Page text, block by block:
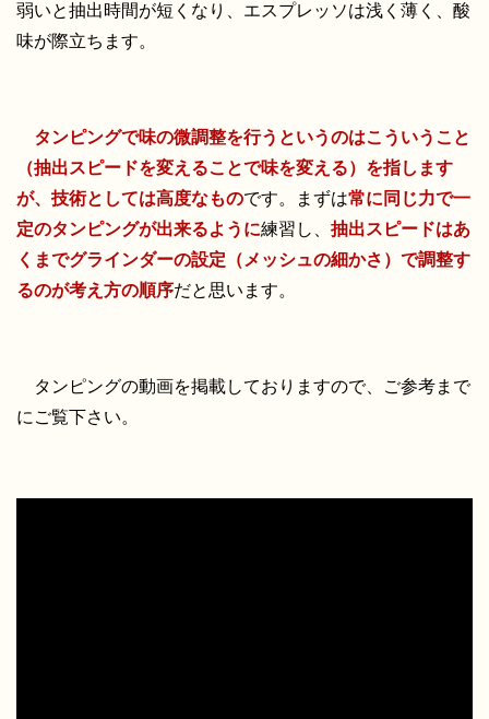
弱いと抽出時間が短くなり、エスプレッソは浅く薄く、酸
味が際立ちます。
タンピングで味の微調整を行うというのはこういうこと
（抽出スピードを変えることで味を変える）を指します
が、技術としては高度なものです。まずは常に同じ力で一
定のタンピングが出来るように練習し、 抽出スピードはあ
くまでグラインダーの設定（メッシュの細かさ）で調整す
るのが考え方の順序だと思います。
タンピングの動画を掲載しておりますので、ご参考まで
にご覧下さい。